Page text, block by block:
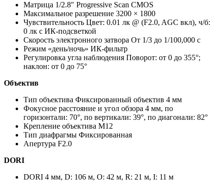
Матрица 1/2.8″ Progressive Scan CMOS
Максимальное разрешение 3200 × 1800
Чувствительность Цвет: 0.01 лк @ (F2.0, AGC вкл), ч/б:
0 лк с ИК-подсветкой
Скорость электронного затвора От 1/3 до 1/100,000 с
Режим «день/ночь» ИК-фильтр
Регулировка угла наблюдения Поворот: от 0 до 355°;
наклон: от 0 до 75°
Объектив
Тип объектива Фиксированный объектив 4 мм
Фокусное расстояние и угол обзора 4 мм, по
горизонтали: 70°, по вертикали: 39°, по диагонали: 82°
Крепление объектива M12
Тип диафрагмы Фиксированная
Апертура F2.0
DORI
DORI 4 мм, D: 106 м, O: 42 м, R: 21 м, I: 11 м